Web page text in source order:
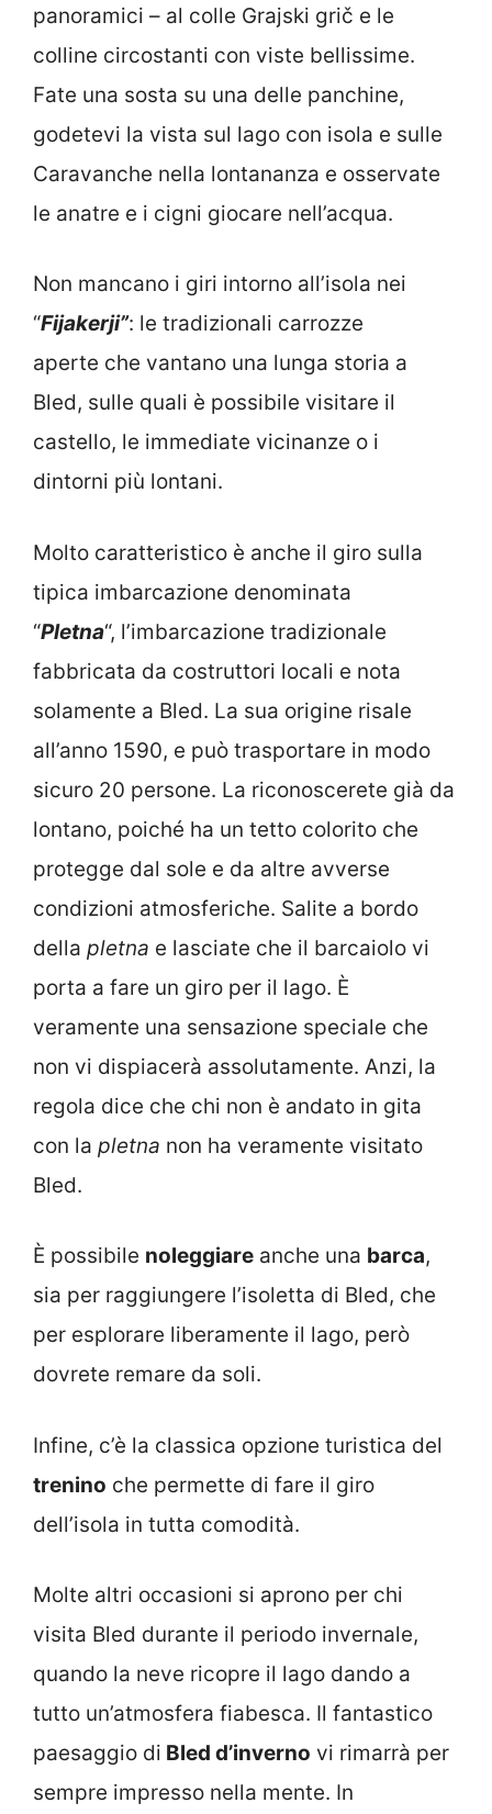
panoramici – al colle Grajski grič e le
colline circostanti con viste bellissime.
Fate una sosta su una delle panchine,
godetevi la vista sul lago con isola e sulle
Caravanche nella lontananza e osservate
le anatre e i cigni giocare nell’acqua.
Non mancano i giri intorno all’isola nei
“Fijakerji”: le tradizionali carrozze
aperte che vantano una lunga storia a
Bled, sulle quali è possibile visitare il
castello, le immediate vicinanze o i
dintorni più lontani.
Molto caratteristico è anche il giro sulla
tipica imbarcazione denominata
“Pletna“, l’imbarcazione tradizionale
fabbricata da costruttori locali e nota
solamente a Bled. La sua origine risale
all’anno 1590, e può trasportare in modo
sicuro 20 persone. La riconoscerete già da
lontano, poiché ha un tetto colorito che
protegge dal sole e da altre avverse
condizioni atmosferiche. Salite a bordo
della pletna e lasciate che il barcaiolo vi
porta a fare un giro per il lago. È
veramente una sensazione speciale che
non vi dispiacerà assolutamente. Anzi, la
regola dice che chi non è andato in gita
con la pletna non ha veramente visitato
Bled.
È possibile noleggiare anche una barca,
sia per raggiungere l’isoletta di Bled, che
per esplorare liberamente il lago, però
dovrete remare da soli.
Infine, c’è la classica opzione turistica del
trenino che permette di fare il giro
dell’isola in tutta comodità.
Molte altri occasioni si aprono per chi
visita Bled durante il periodo invernale,
quando la neve ricopre il lago dando a
tutto un’atmosfera fiabesca. Il fantastico
paesaggio di Bled d’inverno vi rimarrà per
sempre impresso nella mente. In